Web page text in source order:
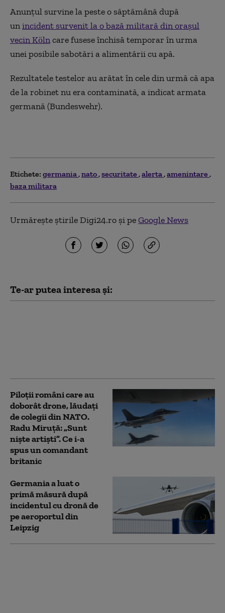
Anunţul survine la peste o săptămână după
unincident survenit la o bază militară din oraşul
vecin Kölncare fusese închisă temporar în urma
unei posibile sabotări a alimentării cu apă.
Rezultatele testelor au arătat în cele din urmă că apa
de la robinet nu era contaminată, a indicat armata
germană (Bundeswehr).
Etichete: germania nato securitate alerta amenintare
baza militara
Urmărește știrile Digi24.ro și peGoogle News
Te-ar putea interesa și:
Piloții români care au
doborât drone, lăudați
de colegii din NATO.
Radu Miruță: „Sunt
niște artiști”. Ce i-a
spus un comandant
britanic
Germania a luat o
primă măsură după
incidentul cu dronă de
pe aeroportul din
Leipzig